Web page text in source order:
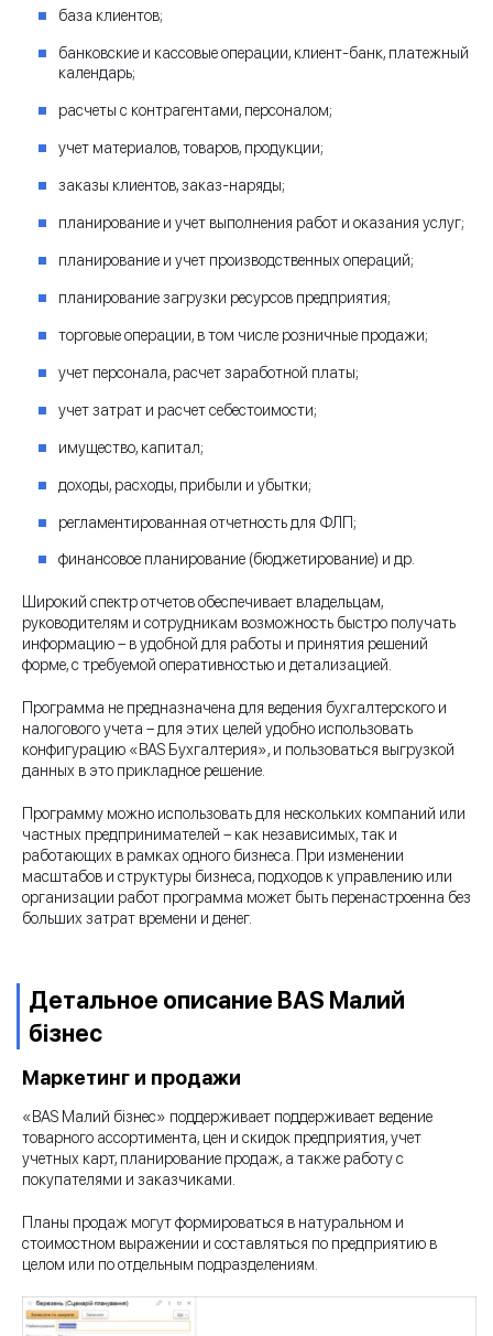
база клиентов;
банковские и кассовые операции, клиент-банк, платежный
календарь;
расчеты с контрагентами, персоналом;
учет материалов, товаров, продукции;
заказы клиентов, заказ-наряды;
планирование и учет выполнения работ и оказания услуг;
планирование и учет производственных операций;
планирование загрузки ресурсов предприятия;
торговые операции, в том числе розничные продажи;
учет персонала, расчет заработной платы;
учет затрат и расчет себестоимости;
имущество, капитал;
доходы, расходы, прибыли и убытки;
регламентированная отчетность для ФЛП;
финансовое планирование (бюджетирование) и др.
Широкий спектр отчетов обеспечивает владельцам,
руководителям и сотрудникам возможность быстро получать
информацию – в удобной для работы и принятия решений
форме, с требуемой оперативностью и детализацией.
Программа не предназначена для ведения бухгалтерского и
налогового учета – для этих целей удобно использовать
конфигурацию «BAS Бухгалтерия», и пользоваться выгрузкой
данных в это прикладное решение.
Программу можно использовать для нескольких компаний или
частных предпринимателей – как независимых, так и
работающих в рамках одного бизнеса. При изменении
масштабов и структуры бизнеса, подходов к управлению или
организации работ программа может быть перенастроенна без
больших затрат времени и денег.
Детальное описание BAS Малий
бізнес
Маркетинг и продажи
«BAS Малий бізнес» поддерживает поддерживает ведение
товарного ассортимента, цен и скидок предприятия, учет
учетных карт, планирование продаж, а также работу с
покупателями и заказчиками.
Планы продаж могут формироваться в натуральном и
стоимостном выражении и составляться по предприятию в
целом или по отдельным подразделениям.